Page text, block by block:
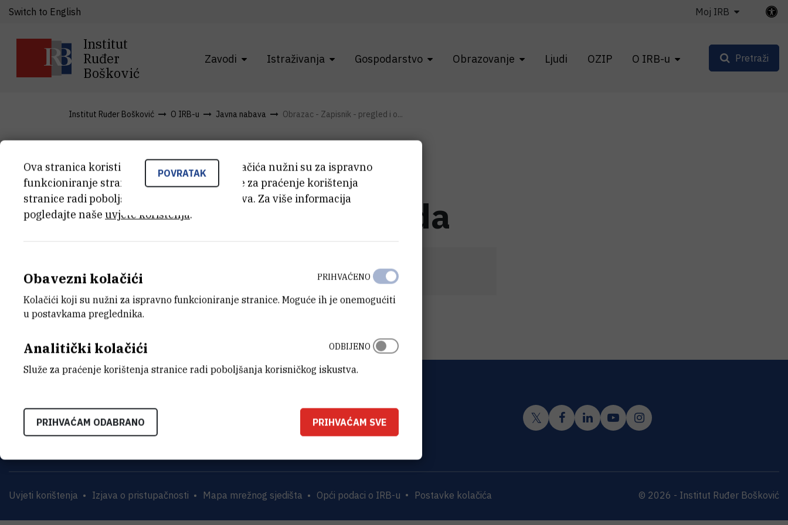
Institut
Ruđer
Bošković
Zavodi Istraživanja Gospodarstvo Obrazovanje Ljudi OZIP O IRB-u
Switch to English Moj IRB
Pretraži
Institut Ruđer Bošković O IRB-u Javna nabava Obrazac - Zapisnik - pregled i o...
Obrazac - Zapisnik -
pregled i ocjena ponuda
Obrazac - Zapisnik - pregled i ocjena ponuda (40 kB)
INSTITUT RUĐER BOŠKOVIĆ
Bijenička cesta 54, 10000 Zagreb
KONTAKTIRAJTE NAS
Uvjeti korištenja Izjava o pristupačnosti Mapa mrežnog sjedišta Opći podaci o IRB-u Postavke kolačića © 2026 - Institut Ruđer Bošković
POVRATAK
Ova stranica koristi kolačiće. Neki od tih kolačića nužni su za ispravno
funkcioniranje stranice, dok se drugi koriste za praćenje korištenja
stranice radi poboljšanja korisničkog iskustva. Za više informacija
pogledajte naše uvjete korištenja.
Obavezni kolačići
Kolačići koji su nužni za ispravno funkcioniranje stranice. Moguće ih je onemogućiti
u postavkama preglednika.
PRIHVAĆENO
Analitički kolačići
Služe za praćenje korištenja stranice radi poboljšanja korisničkog iskustva.
ODBIJENO
PRIHVAĆAM ODABRANO PRIHVAĆAM SVE